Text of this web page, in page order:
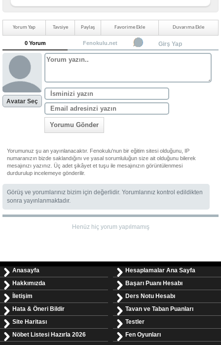
Yorum Yap Tavsiye Paylaş Favorime Ekle Duvarıma Ekle
0 Yorum Fenokulu.net Girş Yap
Avatar Seç
Yorumu Gönder
Yorumunuz şu an yayınlanacaktır. Fenokulu'nun bir eğitim sitesi olduğunu, IP
numaranızın bizde saklandığını ve yasal sorumluluğun size ait olduğunu bilerek
mesajınızı yazınız. Üç adet şikâyet et tuşu ile mesajınızın görüntülenmesi
durdurulup incelemeye gönderilir.
Görüş ve yorumlarınız bizim için değerlidir. Yorumlarınız kontrol edildikten
sonra yayınlanmaktadır.
Henüz hiç yorum yapılmamış
Anasayfa
Hakkımızda
İletişim
Hata & Öneri Bildir
Site Haritası
Nöbet Listesi Hazırla 2026
Hesaplamalar Ana Sayfa
Başarı Puanı Hesabı
Ders Notu Hesabı
Tavan ve Taban Puanları
Testler
Fen Oyunları